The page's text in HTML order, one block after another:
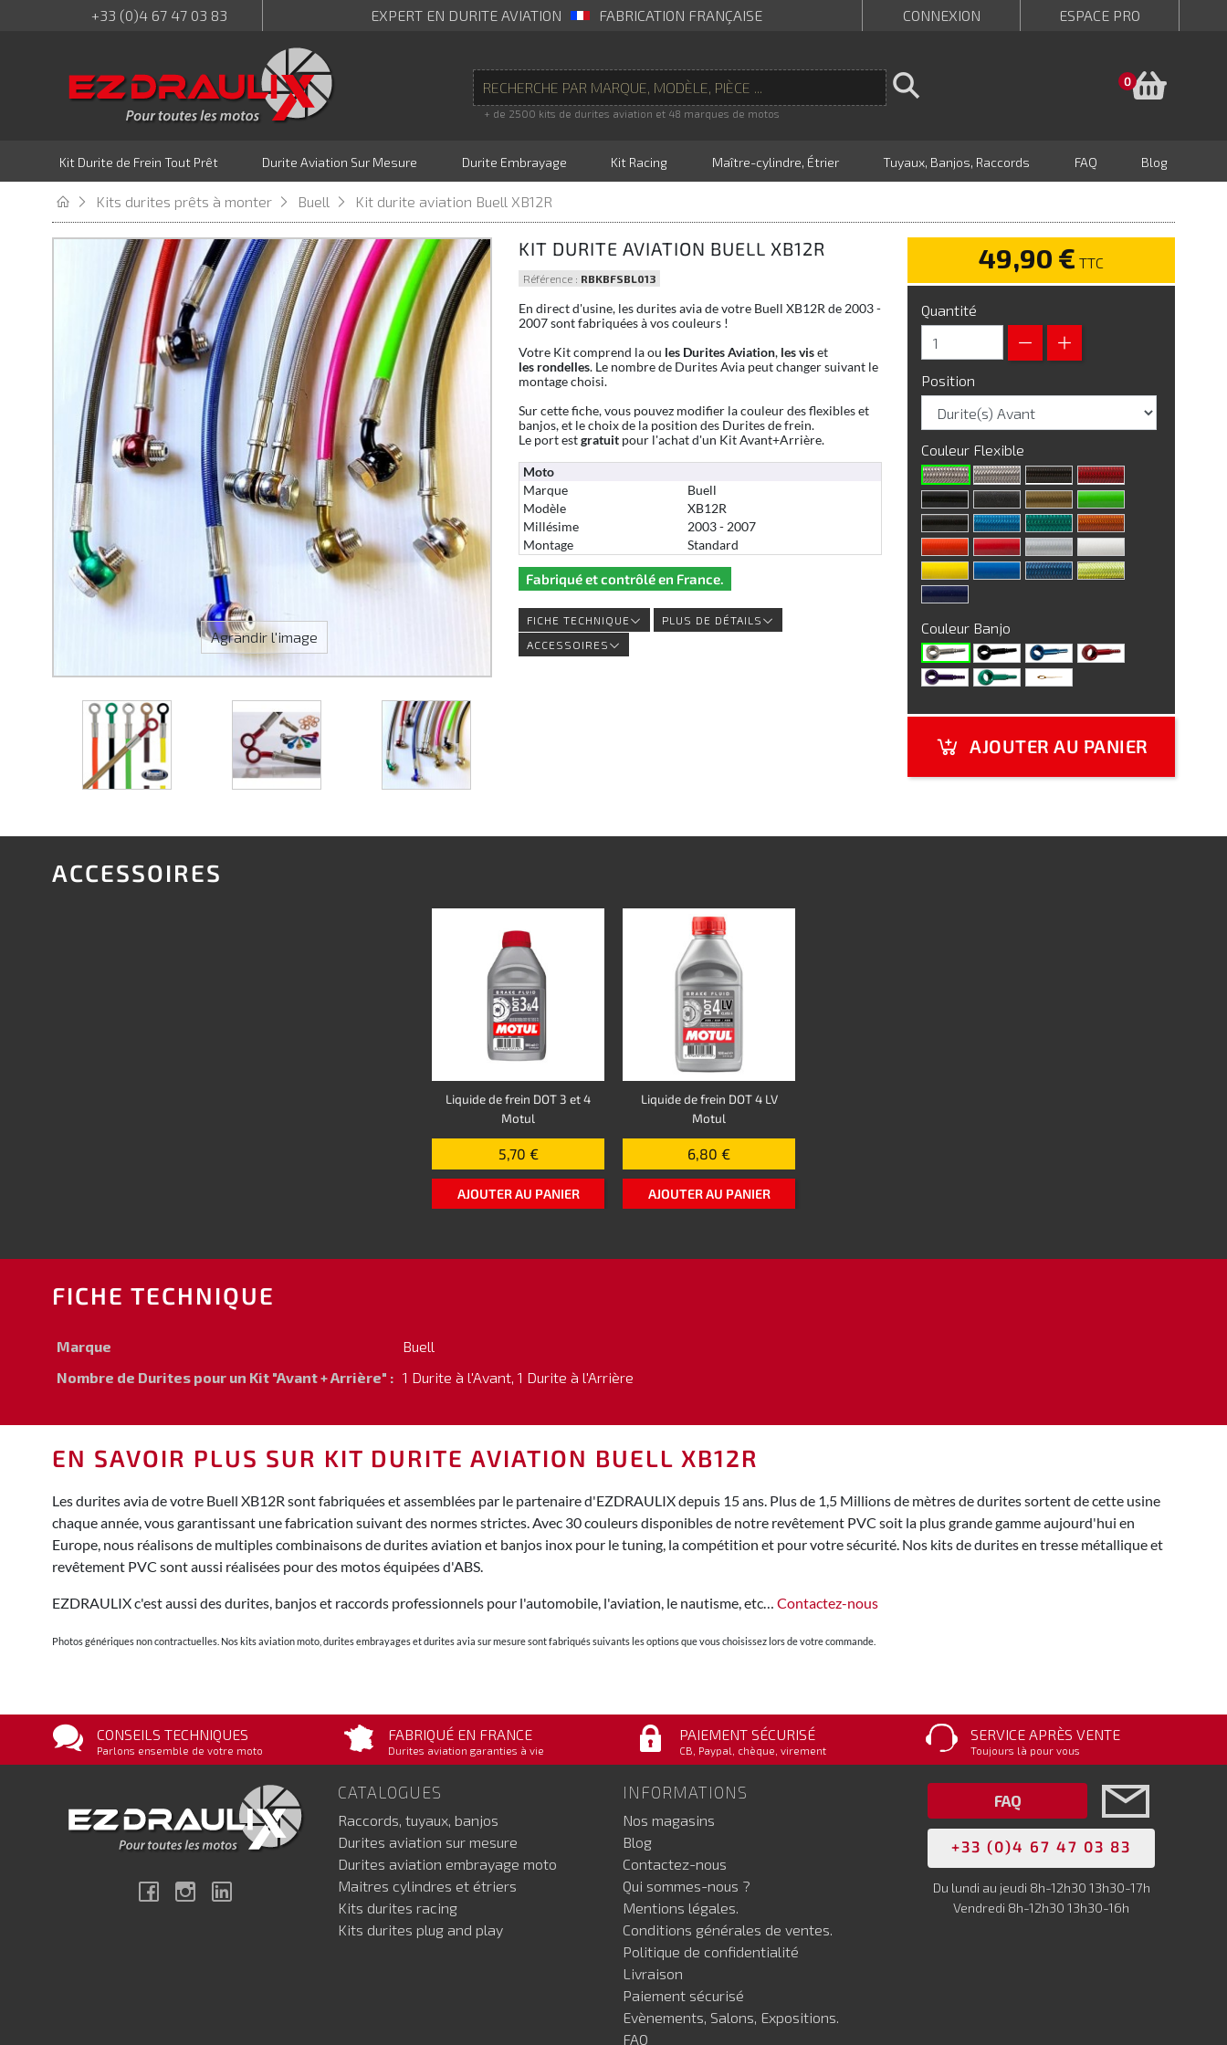
+33 (0)4 67 47 03 83 EXPERT EN DURITE AVIATION FABRICATION FRANÇAISE CONNEXION ESPACE PRO
+ de 2500 kits de durites aviation et 48 marques de motos
0
Kit Durite de Frein Tout Prêt Durite Aviation Sur Mesure Durite Embrayage Kit Racing Maître-cylindre, Étrier Tuyaux, Banjos, Raccords FAQ Blog
Kits durites prêts à monter Buell Kit durite aviation Buell XB12R
Agrandir l'image
KIT DURITE AVIATION BUELL XB12R
Référence : RBKBFSBL013
En direct d'usine, les durites avia de votre Buell XB12R de 2003 -
2007 sont fabriquées à vos couleurs !
Votre Kit comprend la ou les Durites Aviation, les viset
les rondelles. Le nombre de Durites Avia peut changer suivant le
montage choisi.
Sur cette fiche, vous pouvez modifier la couleur des flexibles et
banjos, et le choix de la position des Durites de frein.
Le port estgratuitpour l'achat d'un Kit Avant+Arrière.
Moto
Marque
Buell
Modèle
XB12R
Millésime
2003 - 2007
Montage
Standard
Fabriqué et contrôlé en France.
FICHE TECHNIQUE
PLUS DE DÉTAILS
ACCESSOIRES
49,90 € TTC
Quantité
Position
Couleur Flexible
Couleur Banjo
AJOUTER AU PANIER
ACCESSOIRES
Liquide de frein DOT 3 et 4
Motul
5,70 €
AJOUTER AU PANIER
Liquide de frein DOT 4 LV
Motul
6,80 €
AJOUTER AU PANIER
FICHE TECHNIQUE
Marque
Buell
Nombre de Durites pour un Kit "Avant + Arrière" : 1 Durite à l'Avant, 1 Durite à l'Arrière
EN SAVOIR PLUS SUR KIT DURITE AVIATION BUELL XB12R
Les durites avia de votre Buell XB12R sont fabriquées et assemblées par le partenaire d'EZDRAULIX depuis 15 ans. Plus de 1,5 Millions de mètres de durites sortent de cette usine
chaque année, vous garantissant une fabrication suivant des normes strictes. Avec 30 couleurs disponibles de notre revêtement PVC soit la plus grande gamme aujourd'hui en
Europe, nous réalisons de multiples combinaisons de durites aviation et banjos inox pour le tuning, la compétition et pour votre sécurité. Nos kits de durites en tresse métallique et
revêtement PVC sont aussi réalisées pour des motos équipées d'ABS.
EZDRAULIX c'est aussi des durites, banjos et raccords professionnels pour l'automobile, l'aviation, le nautisme, etc… Contactez-nous
Photos génériques non contractuelles. Nos kits aviation moto, durites embrayages et durites avia sur mesure sont fabriqués suivants les options que vous choisissez lors de votre commande.
CONSEILS TECHNIQUES
Parlons ensemble de votre moto
FABRIQUÉ EN FRANCE
Durites aviation garanties à vie
PAIEMENT SÉCURISÉ
CB, Paypal, chèque, virement
SERVICE APRÈS VENTE
Toujours là pour vous
FacebookInstagram
CATALOGUES
Raccords, tuyaux, banjos
Durites aviation sur mesure
Durites aviation embrayage moto
Maitres cylindres et étriers
Kits durites racing
Kits durites plug and play
INFORMATIONS
Nos magasins
Blog
Contactez-nous
Qui sommes-nous ?
Mentions légales.
Conditions générales de ventes.
Politique de confidentialité
Livraison
Paiement sécurisé
Evènements, Salons, Expositions.
FAQ
FAQ
+33 (0)4 67 47 03 83
Du lundi au jeudi 8h-12h30 13h30-17h
Vendredi 8h-12h30 13h30-16h